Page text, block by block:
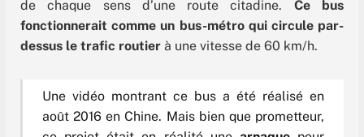
de chaque sens d’une route citadine. Ce bus
fonctionnerait comme un bus-métro qui circule par-
dessus le trafic routier à une vitesse de 60 km/h.
Une vidéo montrant ce bus a été réalisé en
août 2016 en Chine. Mais bien que prometteur,